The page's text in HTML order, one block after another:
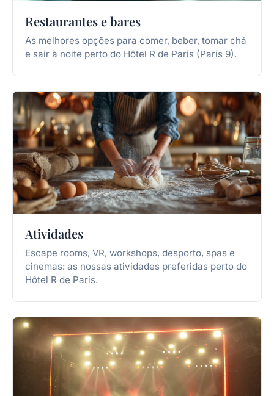
Restaurantes e bares
As melhores opções para comer, beber, tomar chá
e sair à noite perto do Hôtel R de Paris (Paris 9).
Atividades
Escape rooms, VR, workshops, desporto, spas e
cinemas: as nossas atividades preferidas perto do
Hôtel R de Paris.